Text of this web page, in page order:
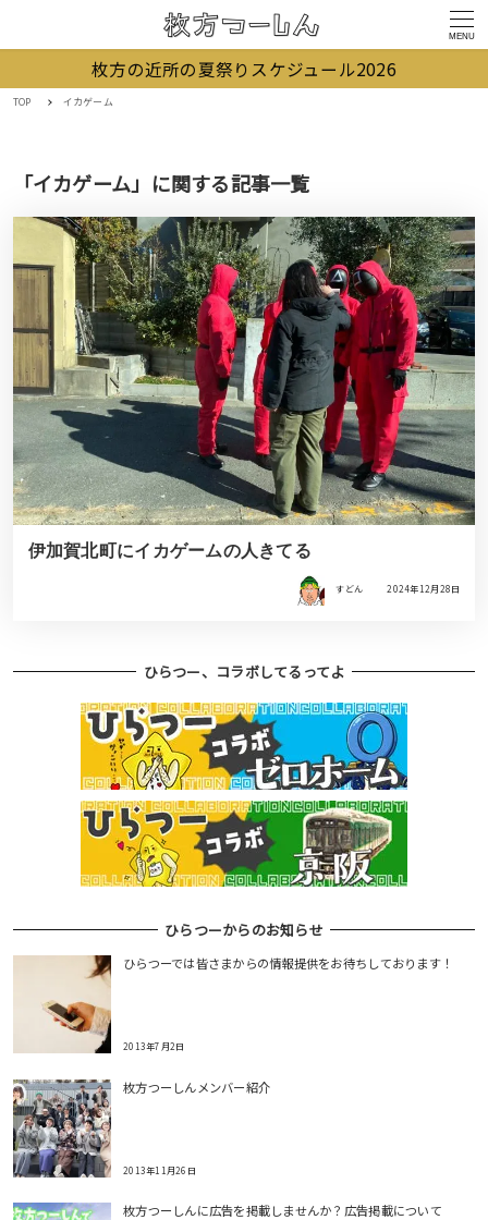
MENU
枚方の近所の夏祭りスケジュール2026
TOP イカゲーム
「イカゲーム」に関する記事一覧
伊加賀北町にイカゲームの人きてる
すどん 2024年12月28日
ひらつー、コラボしてるってよ
ひらつーからのお知らせ
ひらつーでは皆さまからの情報提供をお待ちしております！
2013年7月2日
枚方つーしんメンバー紹介
2013年11月26日
枚方つーしんに広告を掲載しませんか？広告掲載について